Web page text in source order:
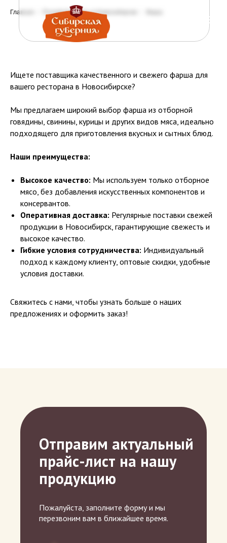
Главная Полуфабрикаты в Новосибирске
Ищете поставщика качественного и свежего фарша для
вашего ресторана в Новосибирске?
Мы предлагаем широкий выбор фарша из отборной
говядины, свинины, курицы и других видов мяса, идеально
подходящего для приготовления вкусных и сытных блюд.
Наши преимущества:
Высокое качество: Мы используем только отборное
мясо, без добавления искусственных компонентов и
консервантов.
Оперативная доставка: Регулярные поставки свежей
продукции в Новосибирск, гарантирующие свежесть и
высокое качество.
Гибкие условия сотрудничества: Индивидуальный
подход к каждому клиенту, оптовые скидки, удобные
условия доставки.
Свяжитесь с нами, чтобы узнать больше о наших
предложениях и оформить заказ!
Отправим актуальный
прайс-лист на нашу
продукцию
Пожалуйста, заполните форму и мы
перезвоним вам в ближайшее время.